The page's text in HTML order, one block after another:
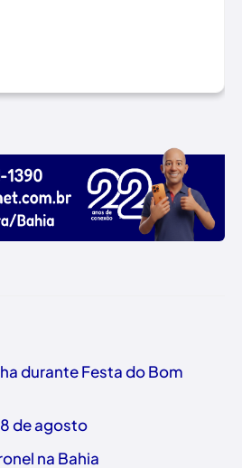
durante Festa do Bom
de agosto
na Bahia